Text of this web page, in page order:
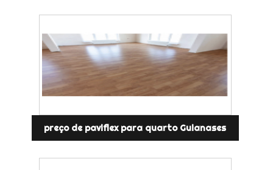
preço de paviflex para quarto Guianases